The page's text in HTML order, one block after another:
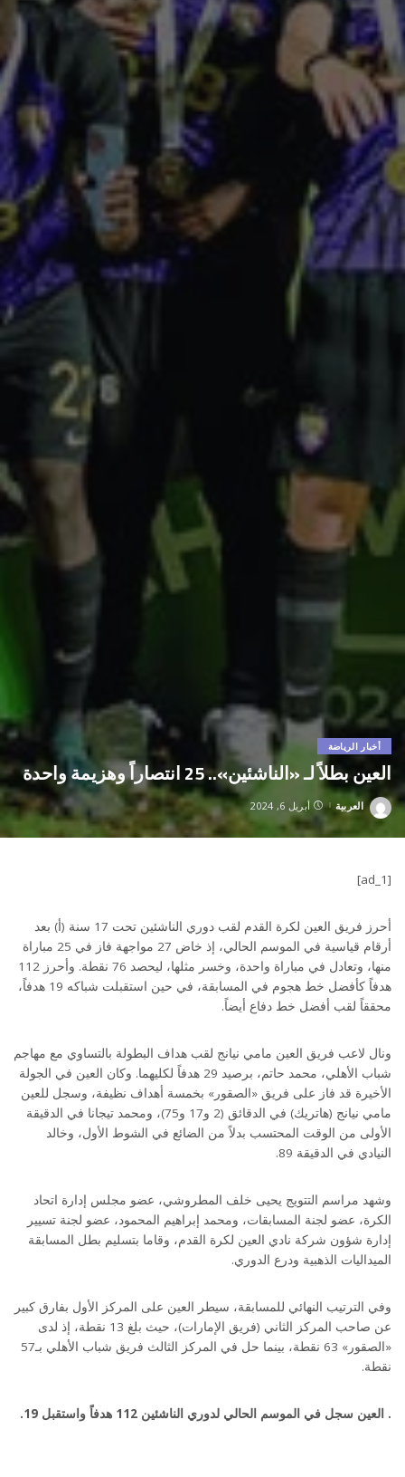
أخبار الرياضة
العين بطلاً لـ «الناشئين».. 25 انتصاراً وهزيمة واحدة
Posted
العربية أبريل 6, 2024
[ad_1]
أحرز فريق العين لكرة القدم لقب دوري الناشئين تحت 17 سنة (أ) بعد
أرقام قياسية في الموسم الحالي، إذ خاض 27 مواجهة فاز في 25 مباراة
منها، وتعادل في مباراة واحدة، وخسر مثلها، ليحصد 76 نقطة. وأحرز 112
هدفاً كأفضل خط هجوم في المسابقة، في حين استقبلت شباكه 19 هدفاً،
محققاً لقب أفضل خط دفاع أيضاً.
ونال لاعب فريق العين مامي نيانج لقب هداف البطولة بالتساوي مع مهاجم
شباب الأهلي، محمد حاتم، برصيد 29 هدفاً لكليهما. وكان العين في الجولة
الأخيرة قد فاز على فريق «الصقور» بخمسة أهداف نظيفة، وسجل للعين
مامي نيانج (هاتريك) في الدقائق (2 و17 و75)، ومحمد تيجانا في الدقيقة
الأولى من الوقت المحتسب بدلاً من الضائع في الشوط الأول، وخالد
النيادي في الدقيقة 89.
وشهد مراسم التتويج يحيى خلف المطروشي، عضو مجلس إدارة اتحاد
الكرة، عضو لجنة المسابقات، ومحمد إبراهيم المحمود، عضو لجنة تسيير
إدارة شؤون شركة نادي العين لكرة القدم، وقاما بتسليم بطل المسابقة
الميداليات الذهبية ودرع الدوري.
وفي الترتيب النهائي للمسابقة، سيطر العين على المركز الأول بفارق كبير
عن صاحب المركز الثاني (فريق الإمارات)، حيث بلغ 13 نقطة، إذ لدى
«الصقور» 63 نقطة، بينما حل في المركز الثالث فريق شباب الأهلي بـ57
نقطة.
. العين سجل في الموسم الحالي لدوري الناشئين 112 هدفاً واستقبل 19.